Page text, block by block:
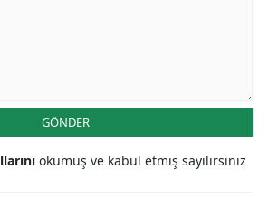
GÖNDER
okumuş ve kabul etmiş sayılırsınız